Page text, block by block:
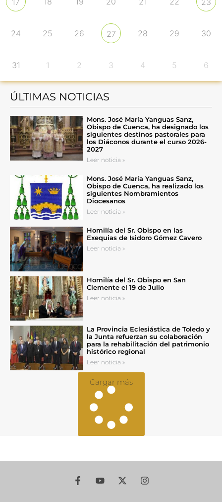
17 23
24 25 26 27 28 29 30
31 1 2 3 4 5 6
ÚLTIMAS NOTICIAS
Mons. José María Yanguas Sanz,
Obispo de Cuenca, ha designado los
siguientes destinos pastorales para
los Diáconos durante el curso 2026-
2027
Leer noticia »
Mons. José María Yanguas Sanz,
Obispo de Cuenca, ha realizado los
siguientes Nombramientos
Diocesanos
Leer noticia »
Homilía del Sr. Obispo en las
Exequias de Isidoro Gómez Cavero
Leer noticia »
Homilía del Sr. Obispo en San
Clemente el 19 de Julio
Leer noticia »
La Provincia Eclesiástica de Toledo y
la Junta refuerzan su colaboración
para la rehabilitación del patrimonio
histórico regional
Leer noticia »
Cargar más